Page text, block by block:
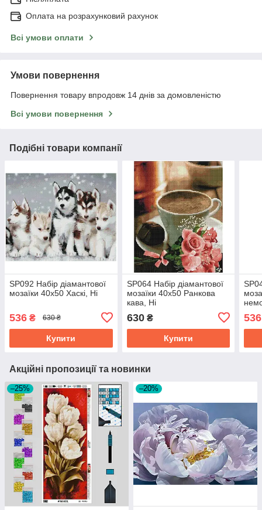
Оплата на розрахунковий рахунок
Всі умови оплати
Умови повернення
Повернення товару впродовж 14 днів за домовленістю
Всі умови повернення
Подібні товари компанії
SP092 Набір діамантової
мозаїки 40х50 Хаскі, Ні
536 ₴ 630 ₴
Купити
SP064 Набір діамантової
мозаїки 40х50 Ранкова
кава, Ні
630₴
Купити
536
Акційні пропозиції та новинки
–25% –20%